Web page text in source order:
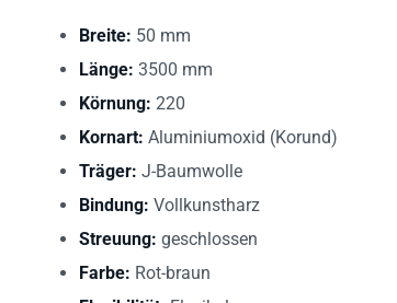
Breite: 50 mm
Länge: 3500 mm
Körnung: 220
Kornart: Aluminiumoxid (Korund)
Träger: J-Baumwolle
Bindung: Vollkunstharz
Streuung: geschlossen
Farbe: Rot-braun